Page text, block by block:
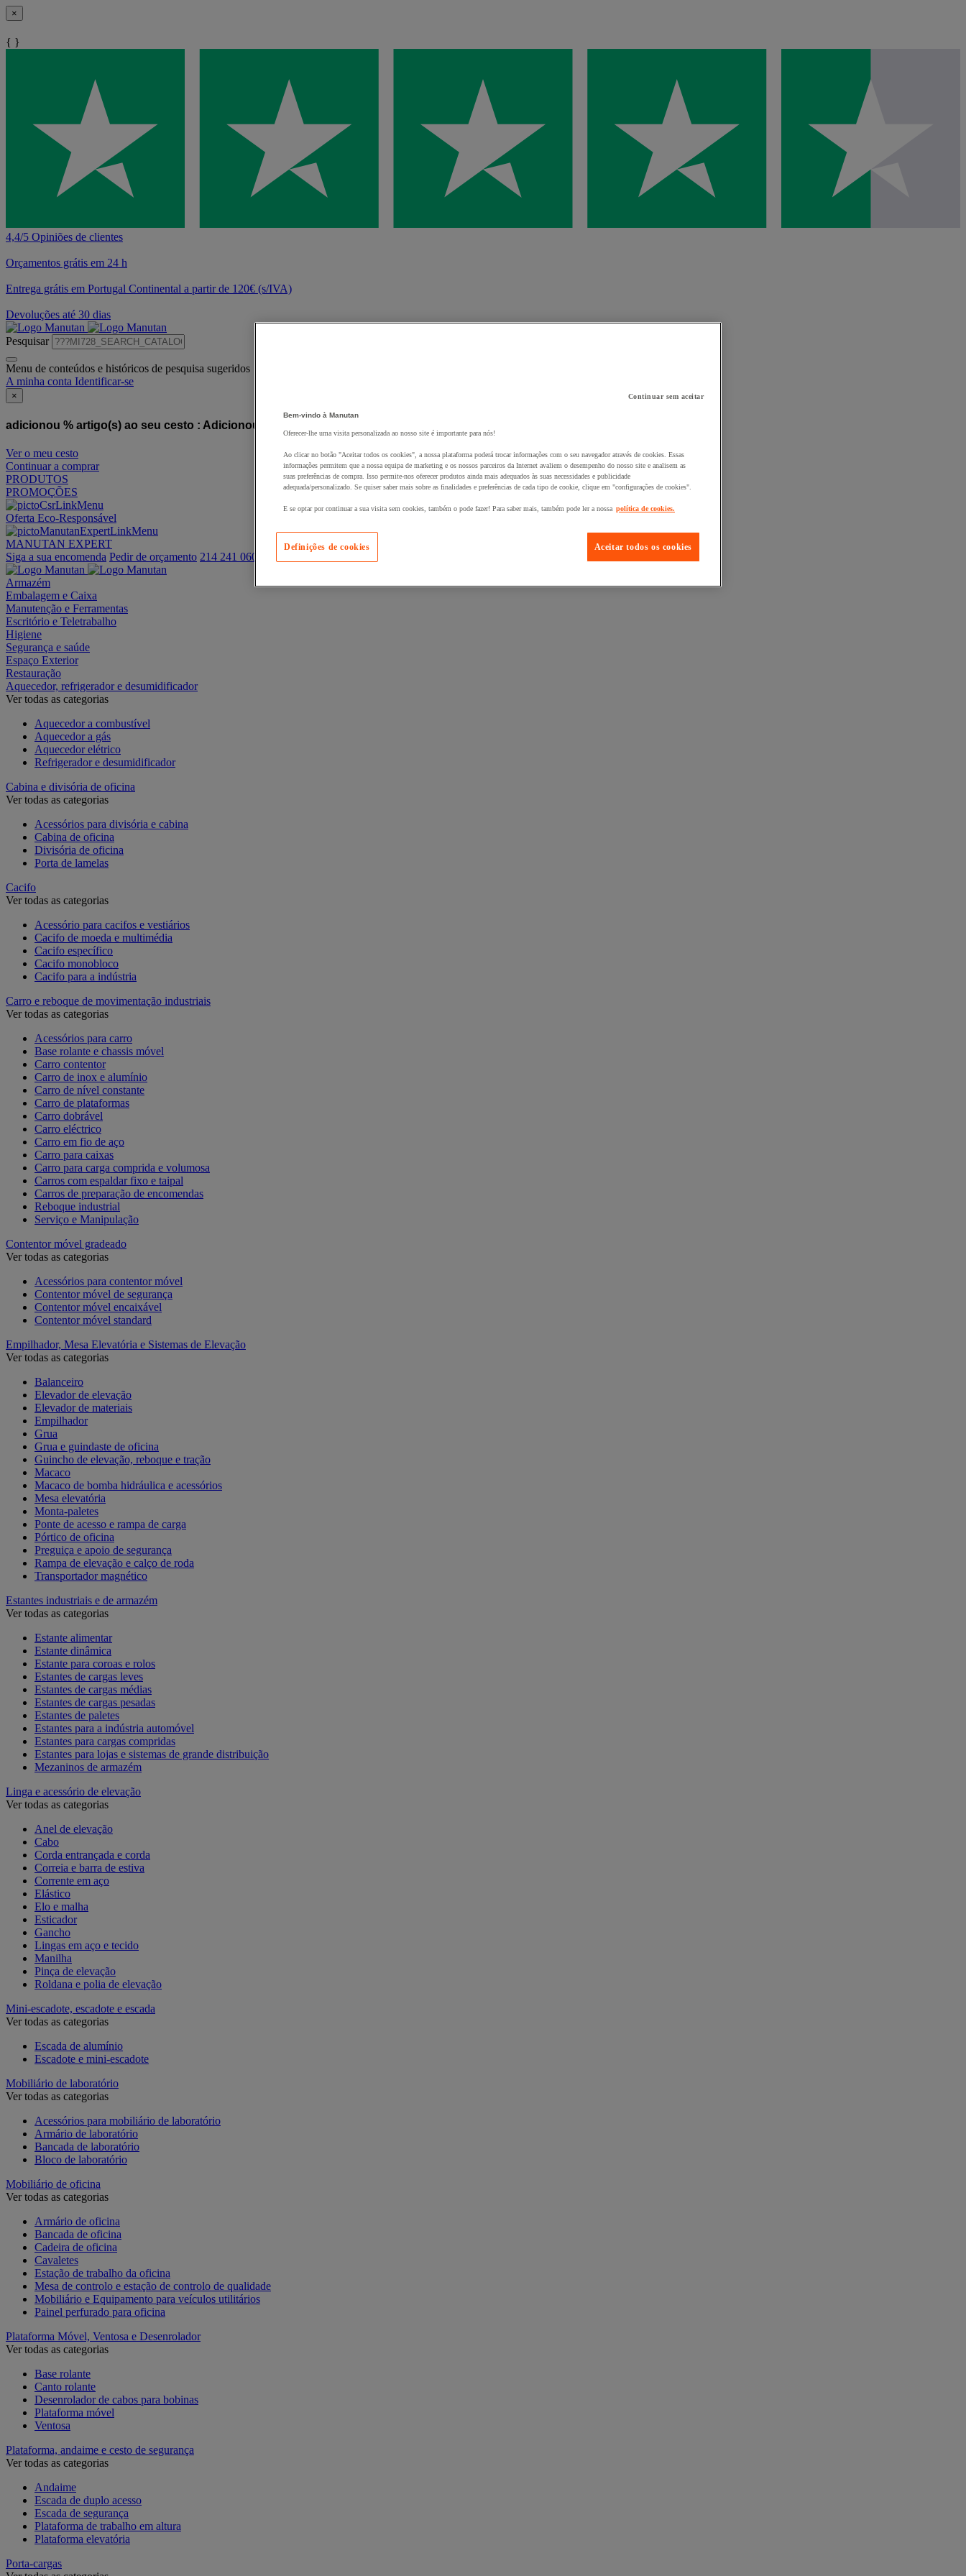
×
{ }
4,4/5 Opiniões de clientes
Orçamentos grátis em 24 h
Entrega grátis em Portugal Continental a partir de 120€ (s/IVA)
Devoluções até 30 dias
Pesquisar
Menu de conteúdos e históricos de pesquisa sugeridos
A minha conta Identificar-se
×
adicionou % artigo(s) ao seu cesto : Adicionou este artigo ao seu cesto :
Ver o meu cesto
Continuar a comprar
PRODUTOS
PROMOÇÕES
Oferta Eco-Responsável
MANUTAN EXPERT
Siga a sua encomenda Pedir de orçamento 214 241 060
Armazém
Embalagem e Caixa
Manutenção e Ferramentas
Escritório e Teletrabalho
Higiene
Segurança e saúde
Espaço Exterior
Restauração
Aquecedor, refrigerador e desumidificador
Ver todas as categorias
Aquecedor a combustível
Aquecedor a gás
Aquecedor elétrico
Refrigerador e desumidificador
Cabina e divisória de oficina
Ver todas as categorias
Acessórios para divisória e cabina
Cabina de oficina
Divisória de oficina
Porta de lamelas
Cacifo
Ver todas as categorias
Acessório para cacifos e vestiários
Cacifo de moeda e multimédia
Cacifo específico
Cacifo monobloco
Cacifo para a indústria
Carro e reboque de movimentação industriais
Ver todas as categorias
Acessórios para carro
Base rolante e chassis móvel
Carro contentor
Carro de inox e alumínio
Carro de nível constante
Carro de plataformas
Carro dobrável
Carro eléctrico
Carro em fio de aço
Carro para caixas
Carro para carga comprida e volumosa
Carros com espaldar fixo e taipal
Carros de preparação de encomendas
Reboque industrial
Serviço e Manipulação
Contentor móvel gradeado
Ver todas as categorias
Acessórios para contentor móvel
Contentor móvel de segurança
Contentor móvel encaixável
Contentor móvel standard
Empilhador, Mesa Elevatória e Sistemas de Elevação
Ver todas as categorias
Balanceiro
Elevador de elevação
Elevador de materiais
Empilhador
Grua
Grua e guindaste de oficina
Guincho de elevação, reboque e tração
Macaco
Macaco de bomba hidráulica e acessórios
Mesa elevatória
Monta-paletes
Ponte de acesso e rampa de carga
Pórtico de oficina
Preguiça e apoio de segurança
Rampa de elevação e calço de roda
Transportador magnético
Estantes industriais e de armazém
Ver todas as categorias
Estante alimentar
Estante dinâmica
Estante para coroas e rolos
Estantes de cargas leves
Estantes de cargas médias
Estantes de cargas pesadas
Estantes de paletes
Estantes para a indústria automóvel
Estantes para cargas compridas
Estantes para lojas e sistemas de grande distribuição
Mezaninos de armazém
Linga e acessório de elevação
Ver todas as categorias
Anel de elevação
Cabo
Corda entrançada e corda
Correia e barra de estiva
Corrente em aço
Elástico
Elo e malha
Esticador
Gancho
Lingas em aço e tecido
Manilha
Pinça de elevação
Roldana e polia de elevação
Mini-escadote, escadote e escada
Ver todas as categorias
Escada de alumínio
Escadote e mini-escadote
Mobiliário de laboratório
Ver todas as categorias
Acessórios para mobiliário de laboratório
Armário de laboratório
Bancada de laboratório
Bloco de laboratório
Mobiliário de oficina
Ver todas as categorias
Armário de oficina
Bancada de oficina
Cadeira de oficina
Cavaletes
Estação de trabalho da oficina
Mesa de controlo e estação de controlo de qualidade
Mobiliário e Equipamento para veículos utilitários
Painel perfurado para oficina
Plataforma Móvel, Ventosa e Desenrolador
Ver todas as categorias
Base rolante
Canto rolante
Desenrolador de cabos para bobinas
Plataforma móvel
Ventosa
Plataforma, andaime e cesto de segurança
Ver todas as categorias
Andaime
Escada de duplo acesso
Escada de segurança
Plataforma de trabalho em altura
Plataforma elevatória
Porta-cargas
Continuar sem aceitar
Bem-vindo à Manutan
Oferecer-lhe uma visita personalizada ao nosso site é importante para nós!
Ao clicar no botão "Aceitar todos os cookies", a nossa plataforma poderá trocar informações com o seu navegador através de cookies. Essas
informações permitem que a nossa equipa de marketing e os nossos parceiros da Internet avaliem o desempenho do nosso site e analisem as
suas preferências de compra. Isso permite-nos oferecer produtos ainda mais adequados às suas necessidades e publicidade
adequada/personalizado. Se quiser saber mais sobre as finalidades e preferências de cada tipo de cookie, clique em "configurações de cookies".
E se optar por continuar a sua visita sem cookies, também o pode fazer! Para saber mais, também pode ler a nossa política de cookies.
Aceitar todos os cookies
Definições de cookies